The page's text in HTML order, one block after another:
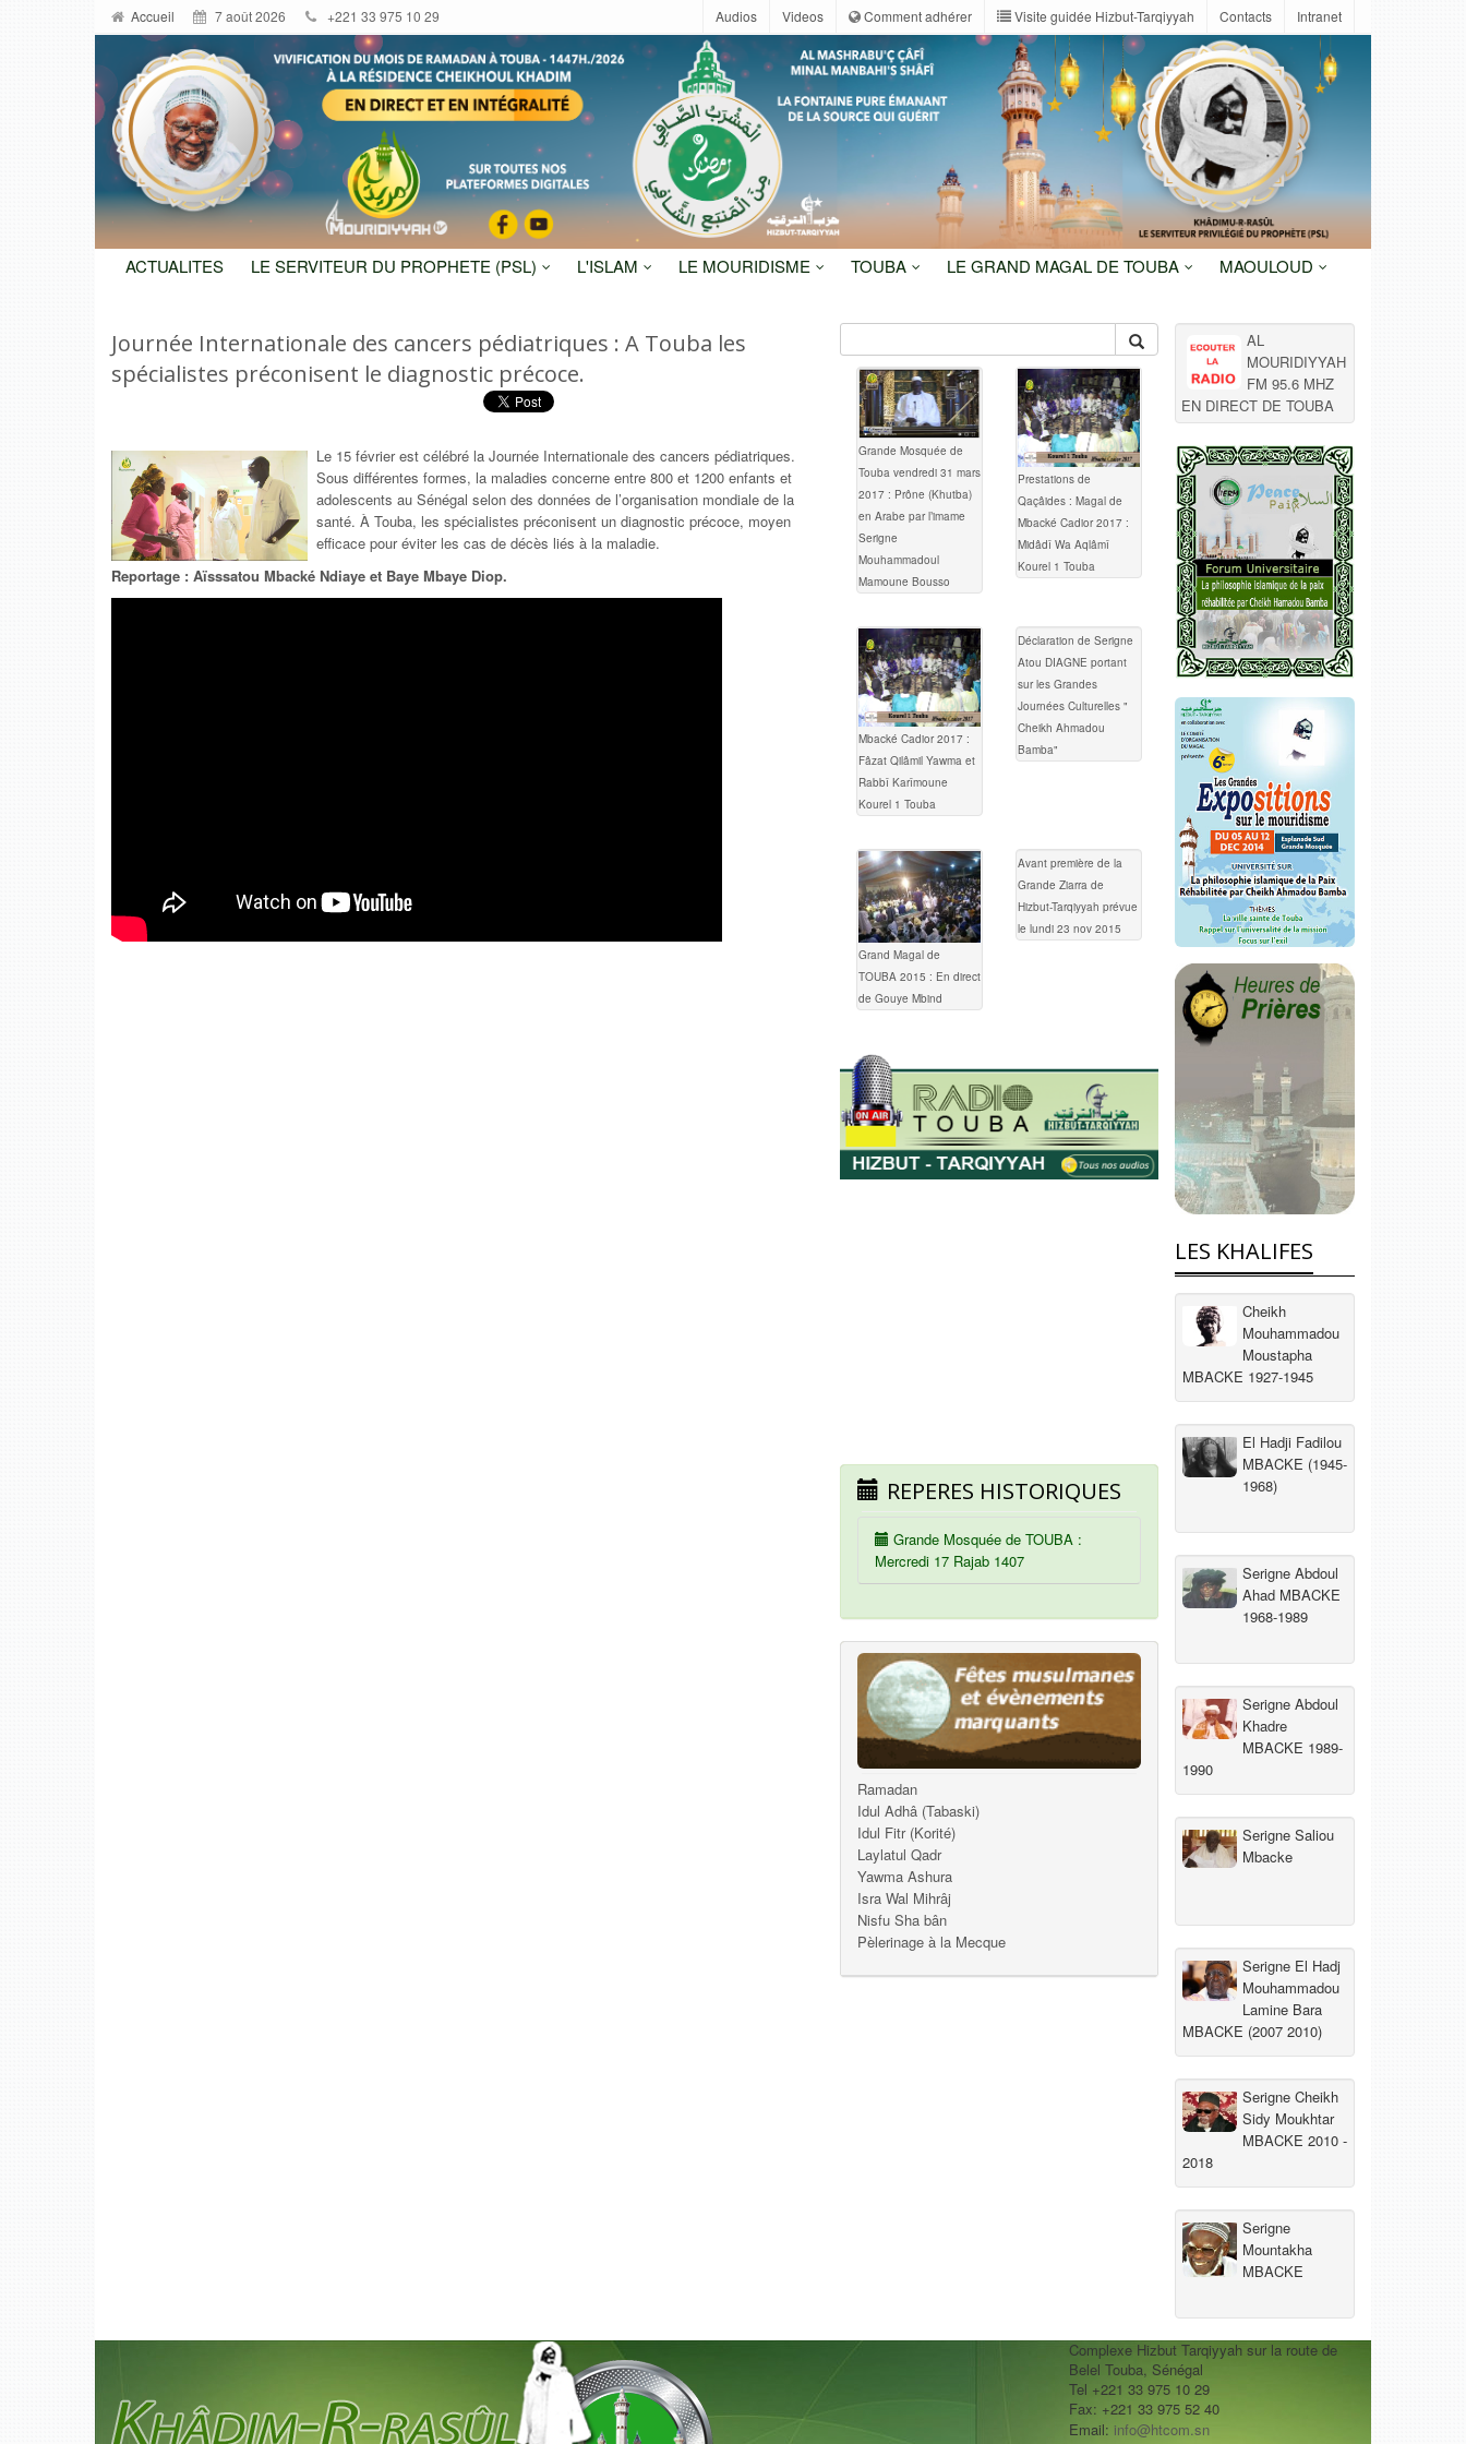
Accueil 7 août 2026 +221 33 975 10 29 Audios Videos Comment adhérer Visite guidée Hizbut-Tarqiyyah Contacts Intranet
ACTUALITES LE SERVITEUR DU PROPHETE (PSL) L'ISLAM LE MOURIDISME TOUBA LE GRAND MAGAL DE TOUBA MAOULOUD
Journée Internationale des cancers pédiatriques : A Touba les
spécialistes préconisent le diagnostic précoce.
Le 15 février est célébré la Journée Internationale des cancers pédiatriques.
Sous différentes formes, la maladies concerne entre 800 et 1200 enfants et
adolescents au Sénégal selon des données de l’organisation mondiale de la
santé. À Touba, les spécialistes préconisent un diagnostic précoce, moyen
efficace pour éviter les cas de décès liés à la maladie.
Reportage : Aïsssatou Mbacké Ndiaye et Baye Mbaye Diop.
Grande Mosquée de
Touba vendredi 31 mars
2017 : Prône (Khutba)
en Arabe par l’imame
Serigne
Mouhammadoul
Mamoune Bousso
Prestations de
Qaçâides : Magal de
Mbacké Cadior 2017 :
Midâdî Wa Aqlâmî
Kourel 1 Touba
Mbacké Cadior 2017 :
Fâzat Qilâmil Yawma et
Rabbî Karîmoune
Kourel 1 Touba
Déclaration de Serigne
Atou DIAGNE portant
sur les Grandes
Journées Culturelles "
Cheikh Ahmadou
Bamba"
Grand Magal de
TOUBA 2015 : En direct
de Gouye Mbind
Avant première de la
Grande Ziarra de
Hizbut-Tarqiyyah prévue
le lundi 23 nov 2015
REPERES HISTORIQUES
Grande Mosquée de TOUBA :
Mercredi 17 Rajab 1407
Ramadan
Idul Adhâ (Tabaski)
Idul Fitr (Korité)
Laylatul Qadr
Yawma Ashura
Isra Wal Mihrâj
Nisfu Sha bân
Pèlerinage à la Mecque
AL
MOURIDIYYAH
FM 95.6 MHZ
EN DIRECT DE TOUBA
LES KHALIFES
Cheikh
Mouhammadou
Moustapha
MBACKE 1927-1945
El Hadji Fadilou
MBACKE (1945-
1968)
Serigne Abdoul
Ahad MBACKE
1968-1989
Serigne Abdoul
Khadre
MBACKE 1989-
1990
Serigne Saliou
Mbacke
Serigne El Hadj
Mouhammadou
Lamine Bara
MBACKE (2007 2010)
Serigne Cheikh
Sidy Moukhtar
MBACKE 2010 -
2018
Serigne
Mountakha
MBACKE
Complexe Hizbut Tarqiyyah sur la route de
Belel Touba, Sénégal
Tel +221 33 975 10 29
Fax: +221 33 975 52 40
Email: info@htcom.sn